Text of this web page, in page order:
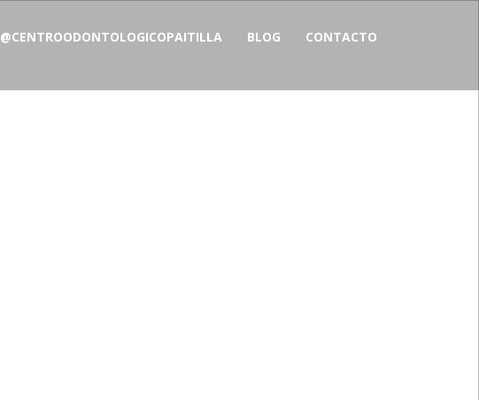
@CENTROODONTOLOGICOPAITILLA BLOG CONTACTO